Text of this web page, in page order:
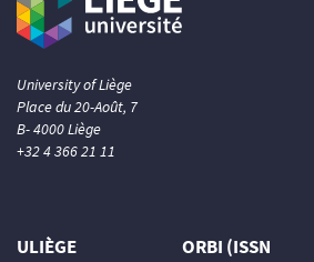
University of Liège
Place du 20-Août, 7
B- 4000 Liège
+32 4 366 21 11
ULIÈGE ORBI (ISSN